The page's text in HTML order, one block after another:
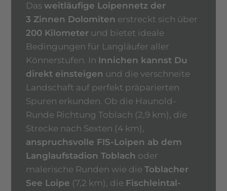
Das weitläufige Loipennetz der
3 Zinnen Dolomiten erstreckt sich über
200 Kilometerund bietet ideale
Bedingungen für Langläufer aller
Könnerstufen. In Innichen kannst Du
direkt einsteigen und die verschneite
Landschaft auf perfekt präparierten
Spuren erkunden. Ob die Haunold-
Runde Richtung Toblach (2,9 km), die
Strecke nach Sexten (4 km),
anspruchsvolle FIS-Loipen ab dem
Langlaufstadion Toblach oder
malerische Runden wie die Toblacher
See Loipe (7,2 km), die Fischleintal-